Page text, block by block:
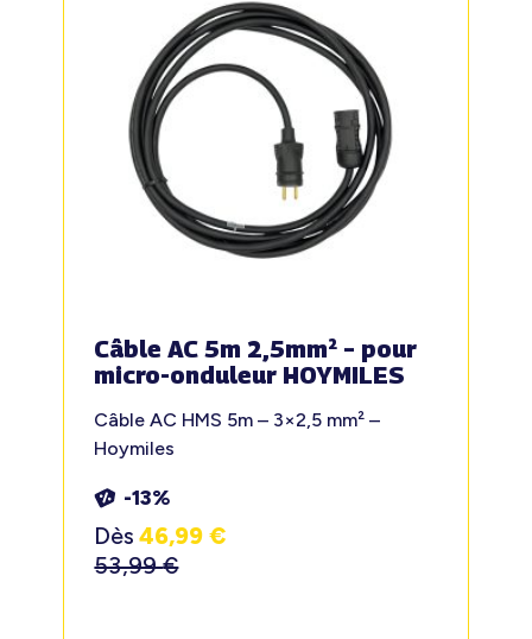
Câble AC 5m 2,5mm² – pour
micro-onduleur HOYMILES
Câble AC HMS 5m – 3×2,5 mm² –
Hoymiles
-13%
Dès 46,99€
53,99€